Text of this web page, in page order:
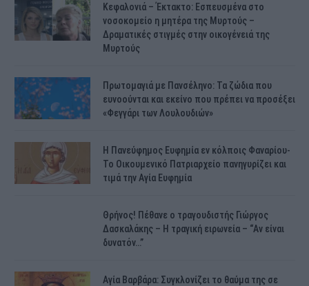
Κεφαλονιά – Έκτακτο: Εσπευσμένα στο
νοσοκομείο η μητέρα της Μυρτούς –
Δραματικές στιγμές στην οικογένειά της
Μυρτούς
Πρωτομαγιά με Πανσέληνο: Τα ζώδια που
ευνοούνται και εκείνο που πρέπει να προσέξει
«Φεγγάρι των Λουλουδιών»
H Πανεύφημος Ευφημία εν κόλποις Φαναρίου-
Το Οικουμενικό Πατριαρχείο πανηγυρίζει και
τιμά την Αγία Ευφημία
Θρήνος! Πέθανε ο τραγουδιστής Γιώργος
Δασκαλάκης – Η τραγική ειρωνεία – “Αν είναι
δυνατόν…”
Αγία Βαρβάρα: Συγκλονίζει το θαύμα της σε